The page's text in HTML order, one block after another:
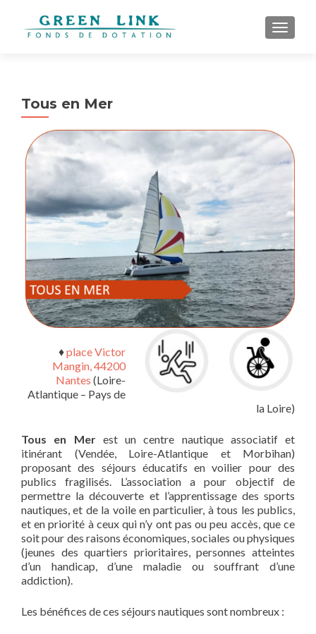
Tous en Mer
♦place Victor
Mangin, 44200
Nantes (Loire-
Atlantique – Pays de
la Loire)
Tous en Merest un centre nautique associatif et
itinérant (Vendée, Loire-Atlantique et Morbihan)
proposant des séjours éducatifs en voilier pour des
publics fragilisés. L’association a pour objectif de
permettre la découverte et l’apprentissage des sports
nautiques, et de la voile en particulier, à tous les publics,
et en priorité à ceux qui n’y ont pas ou peu accès, que ce
soit pour des raisons économiques, sociales ou physiques
(jeunes des quartiers prioritaires, personnes atteintes
d’un handicap, d’une maladie ou souffrant d’une
addiction).
Les bénéfices de ces séjours nautiques sont nombreux :